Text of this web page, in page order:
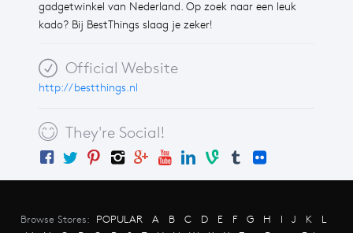
gadgetwinkel van Nederland. Op zoek naar een leuk
kado? Bij BestThings slaag je zeker!
Official Website
http://bestthings.nl
They're Social!
Browse Stores: POPULAR A B C D E F G H I J K
L